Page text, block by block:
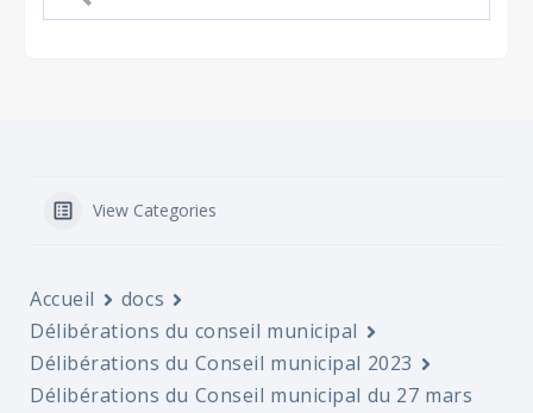
View Categories
Accueil
docs
Délibérations du conseil municipal
Délibérations du Conseil municipal 2023
Délibérations du Conseil municipal du 27 mars